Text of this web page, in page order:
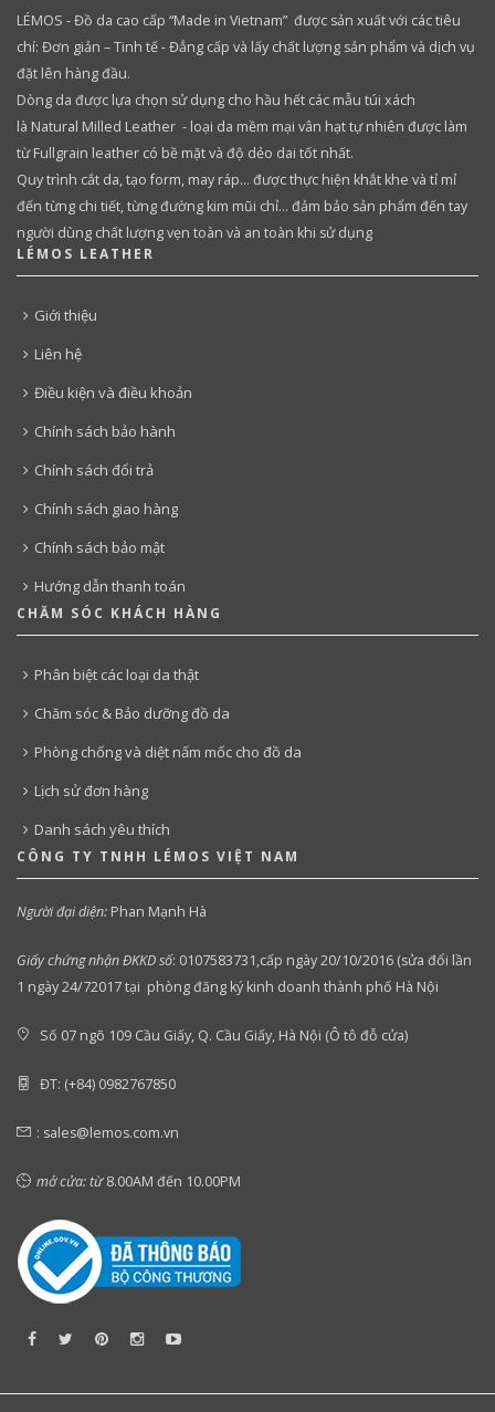
LÉMOS - Đồ da cao cấp “Made in Vietnam” được sản xuất với các tiêu
chí: Đơn giản – Tinh tế - Đẳng cấp và lấy chất lượng sản phẩm và dịch vụ
đặt lên hàng đầu.
Dòng da được lựa chọn sử dụng cho hầu hết các mẫu túi xách
là Natural Milled Leather - loại da mềm mại vân hạt tự nhiên được làm
từ Fullgrain leather có bề mặt và độ dẻo dai tốt nhất.
Quy trình cắt da, tạo form, may ráp… được thực hiện khắt khe và tỉ mỉ
đến từng chi tiết, từng đường kim mũi chỉ… đảm bảo sản phẩm đến tay
người dùng chất lượng vẹn toàn và an toàn khi sử dụng
LÉMOS LEATHER
Giới thiệu
Liên hệ
Điều kiện và điều khoản
Chính sách bảo hành
Chính sách đổi trả
Chính sách giao hàng
Chính sách bảo mật
Hướng dẫn thanh toán
CHĂM SÓC KHÁCH HÀNG
Phân biệt các loại da thật
Chăm sóc & Bảo dưỡng đồ da
Phòng chống và diệt nấm mốc cho đồ da
Lịch sử đơn hàng
Danh sách yêu thích
CÔNG TY TNHH LÉMOS VIỆT NAM
Người đại diện: Phan Mạnh Hà
Giấy chứng nhận ĐKKD số: 0107583731,cấp ngày 20/10/2016 (sửa đổi lần
1 ngày 24/72017 tại phòng đăng ký kinh doanh thành phố Hà Nội
Số 07 ngõ 109 Cầu Giấy, Q. Cầu Giấy, Hà Nội (Ô tô đỗ cửa)
ĐT: (+84) 0982767850
: sales@lemos.com.vn
mở cửa: từ8.00AM đến 10.00PM